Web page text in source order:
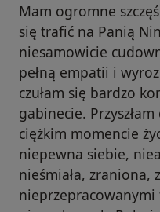
Mam ogromne
się trafić na Panią
niesamowicie
pełną empatii i
czułam się bardzo
gabinecie.
ciężkim momencie
niepewna siebie,
nieśmiała, zraniona,
nieprzepracowanymi